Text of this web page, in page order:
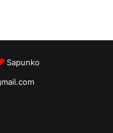
Sapunko